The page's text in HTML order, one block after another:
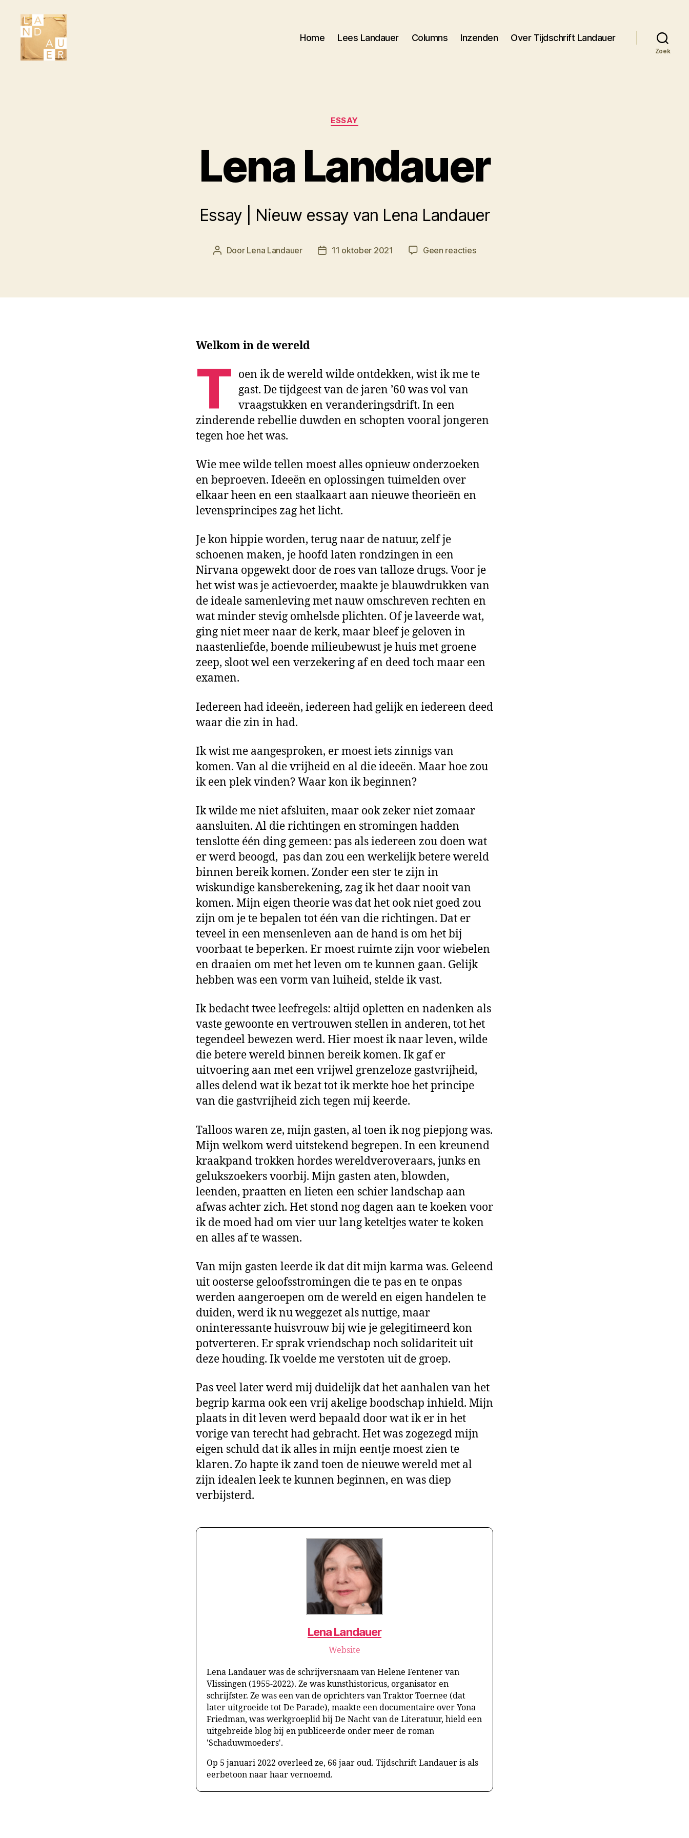
Home Lees Landauer Columns Inzenden Over Tijdschrift Landauer
Zoek
Categorieën
ESSAY
Lena Landauer
Essay | Nieuw essay van Lena Landauer
Berichtauteur
Door Lena Landauer Berichtdatum
11 oktober 2021 Geen reactiesop
Welkom in de wereld
T oen ik de wereld wilde ontdekken, wist ik me te
gast. De tijdgeest van de jaren ’60 was vol van
vraagstukken en veranderingsdrift. In een
zinderende rebellie duwden en schopten vooral jongeren
tegen hoe het was.
Wie mee wilde tellen moest alles opnieuw onderzoeken
en beproeven. Ideeën en oplossingen tuimelden over
elkaar heen en een staalkaart aan nieuwe theorieën en
levensprincipes zag het licht.
Je kon hippie worden, terug naar de natuur, zelf je
schoenen maken, je hoofd laten rondzingen in een
Nirvana opgewekt door de roes van talloze drugs. Voor je
het wist was je actievoerder, maakte je blauwdrukken van
de ideale samenleving met nauw omschreven rechten en
wat minder stevig omhelsde plichten. Of je laveerde wat,
ging niet meer naar de kerk, maar bleef je geloven in
naastenliefde, boende milieubewust je huis met groene
zeep, sloot wel een verzekering af en deed toch maar een
examen.
Iedereen had ideeën, iedereen had gelijk en iedereen deed
waar die zin in had.
Ik wist me aangesproken, er moest iets zinnigs van
komen. Van al die vrijheid en al die ideeën. Maar hoe zou
ik een plek vinden? Waar kon ik beginnen?
Ik wilde me niet afsluiten, maar ook zeker niet zomaar
aansluiten. Al die richtingen en stromingen hadden
tenslotte één ding gemeen: pas als iedereen zou doen wat
er werd beoogd, pas dan zou een werkelijk betere wereld
binnen bereik komen. Zonder een ster te zijn in
wiskundige kansberekening, zag ik het daar nooit van
komen. Mijn eigen theorie was dat het ook niet goed zou
zijn om je te bepalen tot één van die richtingen. Dat er
teveel in een mensenleven aan de hand is om het bij
voorbaat te beperken. Er moest ruimte zijn voor wiebelen
en draaien om met het leven om te kunnen gaan. Gelijk
hebben was een vorm van luiheid, stelde ik vast.
Ik bedacht twee leefregels: altijd opletten en nadenken als
vaste gewoonte en vertrouwen stellen in anderen, tot het
tegendeel bewezen werd. Hier moest ik naar leven, wilde
die betere wereld binnen bereik komen. Ik gaf er
uitvoering aan met een vrijwel grenzeloze gastvrijheid,
alles delend wat ik bezat tot ik merkte hoe het principe
van die gastvrijheid zich tegen mij keerde.
Talloos waren ze, mijn gasten, al toen ik nog piepjong was.
Mijn welkom werd uitstekend begrepen. In een kreunend
kraakpand trokken hordes wereldveroveraars, junks en
gelukszoekers voorbij. Mijn gasten aten, blowden,
leenden, praatten en lieten een schier landschap aan
afwas achter zich. Het stond nog dagen aan te koeken voor
ik de moed had om vier uur lang keteltjes water te koken
en alles af te wassen.
Van mijn gasten leerde ik dat dit mijn karma was. Geleend
uit oosterse geloofsstromingen die te pas en te onpas
werden aangeroepen om de wereld en eigen handelen te
duiden, werd ik nu weggezet als nuttige, maar
oninteressante huisvrouw bij wie je gelegitimeerd kon
potverteren. Er sprak vriendschap noch solidariteit uit
deze houding. Ik voelde me verstoten uit de groep.
Pas veel later werd mij duidelijk dat het aanhalen van het
begrip karma ook een vrij akelige boodschap inhield. Mijn
plaats in dit leven werd bepaald door wat ik er in het
vorige van terecht had gebracht. Het was zogezegd mijn
eigen schuld dat ik alles in mijn eentje moest zien te
klaren. Zo hapte ik zand toen de nieuwe wereld met al
zijn idealen leek te kunnen beginnen, en was diep
verbijsterd.
Lena Landauer
Website
Lena Landauer was de schrijversnaam van Helene Fentener van
Vlissingen (1955-2022). Ze was kunsthistoricus, organisator en
schrijfster. Ze was een van de oprichters van Traktor Toernee (dat
later uitgroeide tot De Parade), maakte een documentaire over Yona
Friedman, was werkgroeplid bij De Nacht van de Literatuur, hield een
uitgebreide blog bij en publiceerde onder meer de roman
'Schaduwmoeders'.
Op 5 januari 2022 overleed ze, 66 jaar oud. Tijdschrift Landauer is als
eerbetoon naar haar vernoemd.